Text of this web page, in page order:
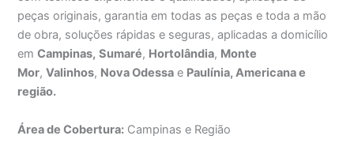
peças originais, garantia em todas as peças e toda a mão
de obra, soluções rápidas e seguras, aplicadas a domicílio
emCampinas, Sumaré, Hortolândia, Monte
Mor,Valinhos, Nova Odessa e Paulínia, Americana e
região.
Área de Cobertura: Campinas e Região